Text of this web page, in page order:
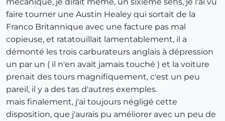
faire tourner une Austin Healey qui sortait de la
Franco Britannique avec une facture pas mal
copieuse, et ratatouillait lamentablement, il a
démonté les trois carburateurs anglais à dépression
un par un ( il n'en avait jamais touché ) et la voiture
prenait des tours magnifiquement, c'est un peu
pareil, il y a des tas d'autres exemples.
mais finalement, j'ai toujours négligé cette
disposition, que j'aurais pu améliorer avec un peu de